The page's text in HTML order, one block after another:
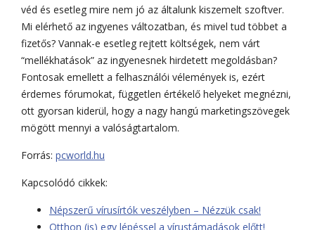
véd és esetleg mire nem jó az általunk kiszemelt szoftver.
Mi elérhető az ingyenes változatban, és mivel tud többet a
fizetős? Vannak-e esetleg rejtett költségek, nem várt
“mellékhatások” az ingyenesnek hirdetett megoldásban?
Fontosak emellett a felhasználói vélemények is, ezért
érdemes fórumokat, független értékelő helyeket megnézni,
ott gyorsan kiderül, hogy a nagy hangú marketingszövegek
mögött mennyi a valóságtartalom.
Forrás: pcworld.hu
Kapcsolódó cikkek:
Népszerű vírusírtók veszélyben – Nézzük csak!
Otthon (is) egy lépéssel a vírustámadások előtt!